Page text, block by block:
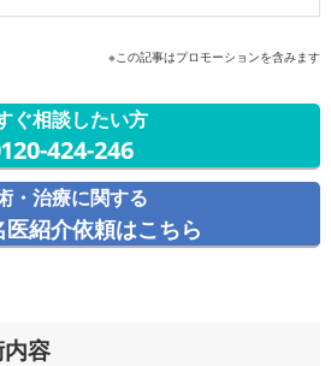
※この記事はプロモーションを含みます
ぐ相談したい方
424-246
・治療に関する
紹介依頼はこちら
内容